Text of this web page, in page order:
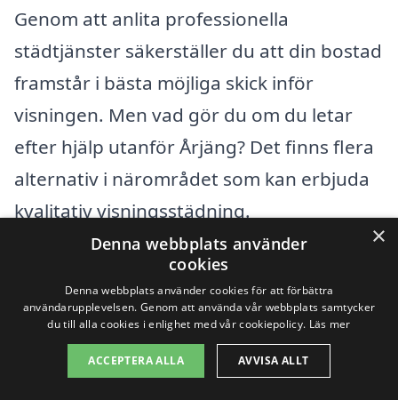
Genom att anlita professionella
städtjänster säkerställer du att din bostad
framstår i bästa möjliga skick inför
visningen. Men vad gör du om du letar
efter hjälp utanför Årjäng? Det finns flera
alternativ i närområdet som kan erbjuda
kvalitativ visningsstädning.
Det är enklare än du tror att hitta duktiga
städföretag i närliggande städer. Här är
några av de städer där du kan leta efter
professionell visningsstädning:
×
Denna webbplats använder
cookies
Denna webbplats använder cookies för att förbättra
användarupplevelsen. Genom att använda vår webbplats samtycker
du till alla cookies i enlighet med vår cookiepolicy. Läs mer
ACCEPTERA ALLA AVVISA ALLT